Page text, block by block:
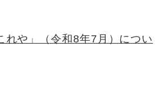
れや」（令和8年7月）につい